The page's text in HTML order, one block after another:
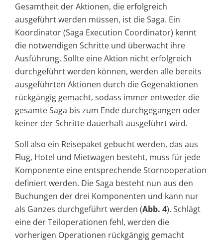
Gesamtheit der Aktionen, die erfolgreich
ausgeführt werden müssen, ist die Saga. Ein
Koordinator (Saga Execution Coordinator) kennt
die notwendigen Schritte und überwacht ihre
Ausführung. Sollte eine Aktion nicht erfolgreich
durchgeführt werden können, werden alle bereits
ausgeführten Aktionen durch die Gegenaktionen
rückgängig gemacht, sodass immer entweder die
gesamte Saga bis zum Ende durchgegangen oder
keiner der Schritte dauerhaft ausgeführt wird.
Soll also ein Reisepaket gebucht werden, das aus
Flug, Hotel und Mietwagen besteht, muss für jede
Komponente eine entsprechende Stornooperation
definiert werden. Die Saga besteht nun aus den
Buchungen der drei Komponenten und kann nur
als Ganzes durchgeführt werden (Abb. 4). Schlägt
eine der Teiloperationen fehl, werden die
vorherigen Operationen rückgängig gemacht